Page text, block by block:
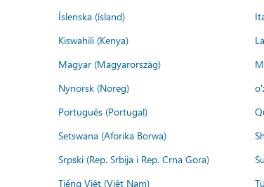
Íslenska (ísland)
Kiswahili (Kenya)
Magyar (Magyarország)
Nynorsk (Noreg)
Português (Portugal)
Setswana (Aforika Borwa)
Srpski (Rep. Srbija i Rep. Crna Gora)
Tiếng Việt (Việt Nam)